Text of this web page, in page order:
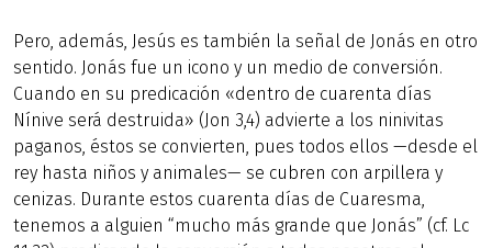
Pero, además, Jesús es también la señal de Jonás en otro
sentido. Jonás fue un icono y un medio de conversión.
Cuando en su predicación «dentro de cuarenta días
Nínive será destruida» (Jon 3,4) advierte a los ninivitas
paganos, éstos se convierten, pues todos ellos —desde el
rey hasta niños y animales— se cubren con arpillera y
cenizas. Durante estos cuarenta días de Cuaresma,
tenemos a alguien “mucho más grande que Jonás” (cf. Lc